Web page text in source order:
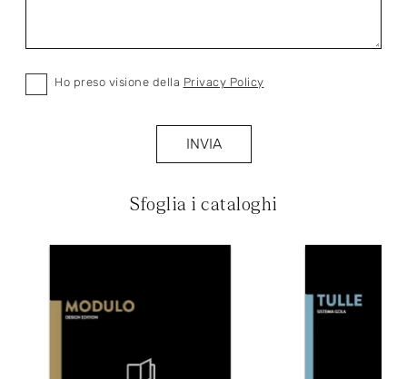
Sfoglia i cataloghi
Ho preso visione della Privacy Policy
INVIA